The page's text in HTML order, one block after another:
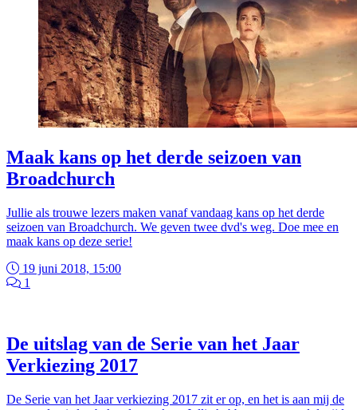
Maak kans op het derde seizoen van
Broadchurch
Jullie als trouwe lezers maken vanaf vandaag kans op het derde
seizoen van Broadchurch. We geven twee dvd's weg. Doe mee en
maak kans op deze serie!
19 juni 2018, 15:00
1
De uitslag van de Serie van het Jaar
Verkiezing 2017
De Serie van het Jaar verkiezing 2017 zit er op, en het is aan mij de